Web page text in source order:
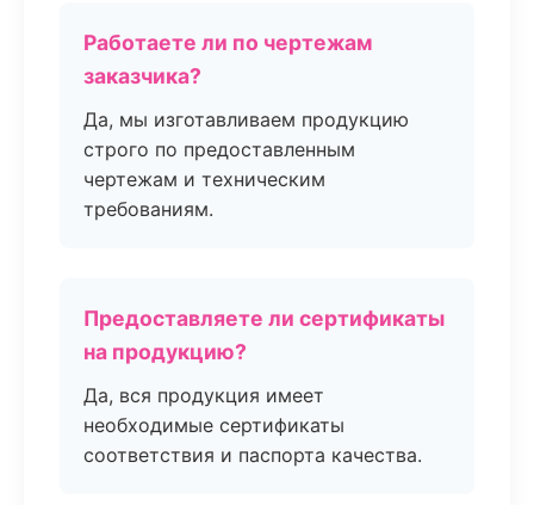
Работаете ли по чертежам
заказчика?
Да, мы изготавливаем продукцию
строго по предоставленным
чертежам и техническим
требованиям.
Предоставляете ли сертификаты
на продукцию?
Да, вся продукция имеет
необходимые сертификаты
соответствия и паспорта качества.